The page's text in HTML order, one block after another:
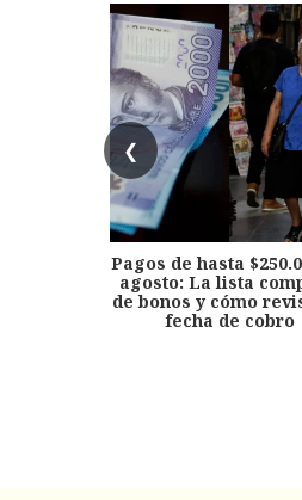
❮
Pagos de hasta
agosto: La lista
de bonos y cómo
fecha de cobro